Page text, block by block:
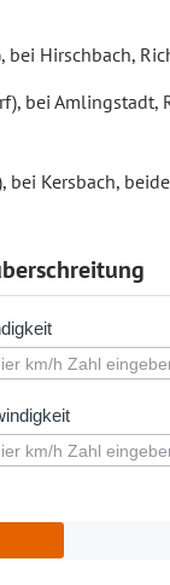
bei Hirschbach,
bei Amlingstadt,
bei Kersbach,